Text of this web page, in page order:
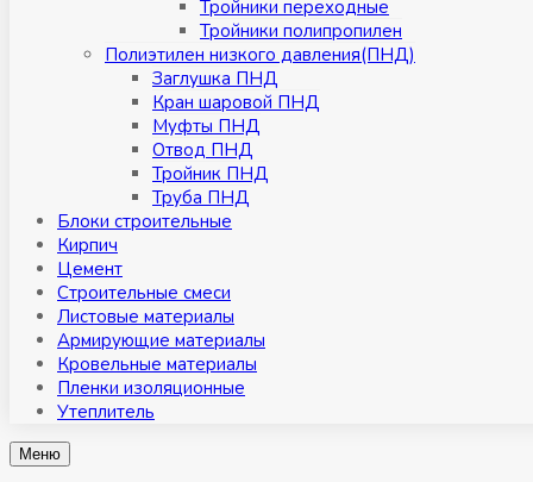
Тройники переходные
Тройники полипропилен
Полиэтилен низкого давления(ПНД)
Заглушка ПНД
Кран шаровой ПНД
Муфты ПНД
Отвод ПНД
Тройник ПНД
Труба ПНД
Блоки строительные
Кирпич
Цемент
Строительные смеси
Листовые материалы
Армирующие материалы
Кровельные материалы
Пленки изоляционные
Утеплитель
Меню